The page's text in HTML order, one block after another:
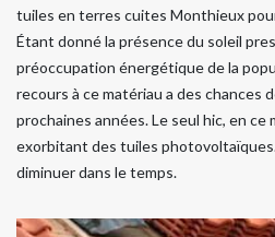
tuiles en terres cuites Monthieux
Étant donné la présence du soleil
préoccupation énergétique de la
recours à ce matériau a des chances
prochaines années. Le seul hic, en ce
exorbitant des tuiles
diminuer dans le temps.